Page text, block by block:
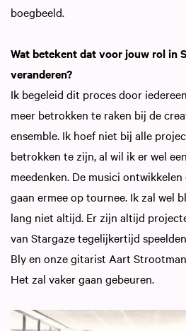
boegbeeld.
Wat betekent dat voor jouw rol in
veranderen?
Ik begeleid dit proces door
meer betrokken te raken bij de
ensemble. Ik hoef niet bij alle
betrokken te zijn, al wil ik er wel
meedenken. De musici
gaan ermee op tournee. Ik zal wel
lang niet altijd. Er zijn altijd
van Stargaze tegelijkertijd
Bly en onze gitarist Aart
Het zal vaker gaan gebeuren.